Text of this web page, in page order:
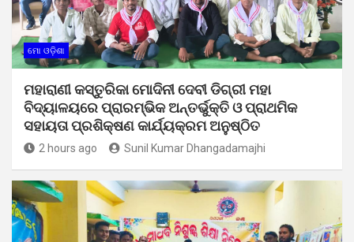
ମୋ ଓଡ଼ିଶା
ମହାରାଣୀ କସ୍ତୁରିକା ମୋଦିନୀ ଦେବୀ ଡିଗ୍ରୀ ମହା
ବିଦ୍ୟାଳୟରେ ପ୍ରାରମ୍ଭିକ ଅନ୍ତର୍ଭୁକ୍ତି ଓ ପ୍ରାଥମିକ
ସହାୟତା ପ୍ରଶିକ୍ଷଣ କାର୍ଯ୍ୟକ୍ରମ ଅନୁଷ୍ଠିତ
2 hours ago Sunil Kumar Dhangadamajhi